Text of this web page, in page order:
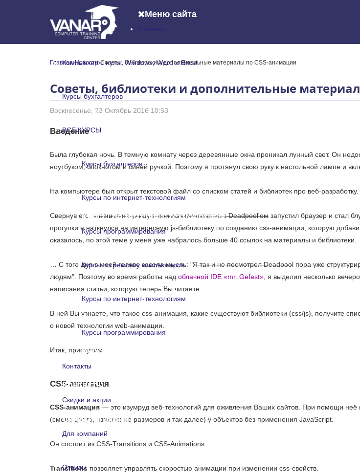
Меню сайта
Компьютер с нуля: Windows, Word и Excel
Компьютер с нуля: Windows, Word и Excel
Курсы бухгалтеров
Курсы бухгалтеров
ВСЕ КУРСЫ
Курсы бухгалтеров
Курсы по интернет-технологиям
Курсы по интернет-технологиям
Курсы программирования
Курсы по ремонту компьютеров
Курсы по ремонту компьютеров
Курсы по интернет-технологиям
Курсы по интернет-технологиям
Курсы программирования
Курсы программирования
Контакты
Контакты
Скидки и акции
Скидки и акции
Для компаний
Отзывы
Главная Новости Советы, библиотеки и дополнительные материалы по CSS-анимации
Советы, библиотеки и дополнительные
Воскресенье, 23 Октябрь 2016 10:53
Введение
Была глубокая ночь. В темную комнату через деревянные окна проникал лунный свет. Он
ноутбуком, блокнотом и синей ручкой. Поэтому я протянул свою руку к настольной лампе и
На компьютере был открыт текстовой файл со списком статей и библиотек про веб-
Свернув его, я пошел на улицу в поисках кинотеатра с Deadpool'ом запустил браузер и стал
прогулки я наткнулся на интересную js-библиотеку по созданию css-анимации, которую
оказалось, по этой теме у меня уже набралось больше 40 ссылок на материалы и библиотеки.
… С того дня в моей голове засела мысль: "Я так и не посмотрел Deadpool пора уже
людям". Поэтому во время работы над облачной IDE «mr. Gefest» , я выделил несколько
написания статьи, которую теперь Вы читаете.
В ней Вы узнаете, что такое css-анимация, какие существуют библиотеки (css/js), получите
о новой технологии web-анимации.
Итак, приступим.
СSS-анимация
CSS-анимация — это изумруд веб-технологий для оживления Ваших сайтов. При помощи
(смена цвета, изменение размеров и так далее) у объектов без применения JavaScript.
Он состоит из CSS-Transitions и CSS-Animations.
Transitions позволяет управлять скоростью анимации при изменении css-свойств.